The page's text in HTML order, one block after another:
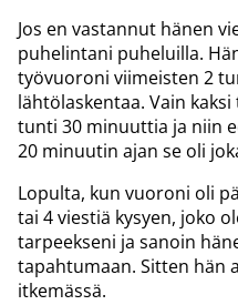
Jos en vastannut hänen
puhelintani puheluilla.
työvuoroni viimeisten 2
lähtölaskentaa. Vain
tunti 30 minuuttia ja niin
20 minuutin ajan se oli
Lopulta, kun vuoroni oli
tai 4 viestiä kysyen, joko
tarpeekseni ja sanoin
tapahtumaan. Sitten hän
itkemässä.